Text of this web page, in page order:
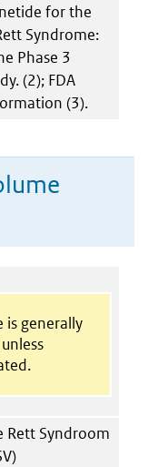
for the
Syndrome:
Phase 3
(2); FDA
(3).
is generally
Rett Syndroom